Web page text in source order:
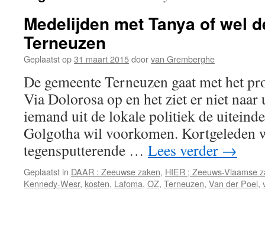
Medelijden met Tanya of wel
Terneuzen
Geplaatst op31 maart 2015doorvan Gremberghe
De gemeente Terneuzen gaat met het
Via Dolorosa op en het ziet er niet naar
iemand uit de lokale politiek de
Golgotha wil voorkomen. Kortgeleden
tegensputterende … Lees verder →
Geplaatst in DAAR : Zeeuwse zaken, HIER ; Zeeuws-Vlaamse
Kennedy-Wesr, kosten, Lafoma, OZ, Terneuzen, Van der Poel,